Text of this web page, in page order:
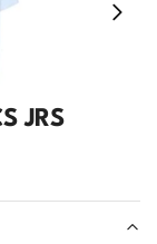
JRS